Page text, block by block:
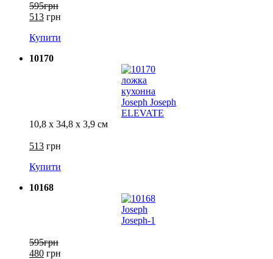
595грн
513 грн
Купити
10170
10,8 х 34,8 х 3,9 см
513 грн
Купити
10168
595грн
480 грн